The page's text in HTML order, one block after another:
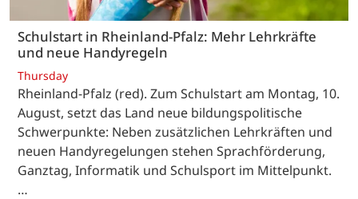
Schulstart in Rheinland-Pfalz: Mehr Lehrkräfte
und neue Handyregeln
Thursday
Rheinland-Pfalz (red). Zum Schulstart am Montag, 10.
August, setzt das Land neue bildungspolitische
Schwerpunkte: Neben zusätzlichen Lehrkräften und
neuen Handyregelungen stehen Sprachförderung,
Ganztag, Informatik und Schulsport im Mittelpunkt.
…